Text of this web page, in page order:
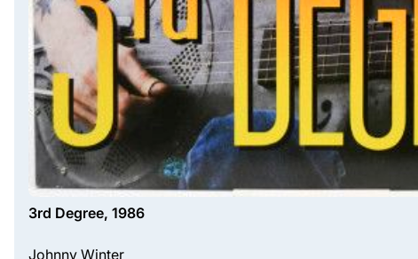
3rd Degree, 1986
Johnny Winter